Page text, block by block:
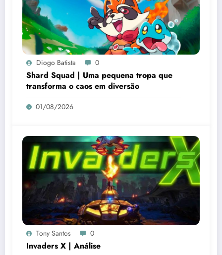
Diogo Batista 0
Shard Squad | Uma pequena tropa que
transforma o caos em diversão
01/08/2026
Tony Santos 0
Invaders X | Análise